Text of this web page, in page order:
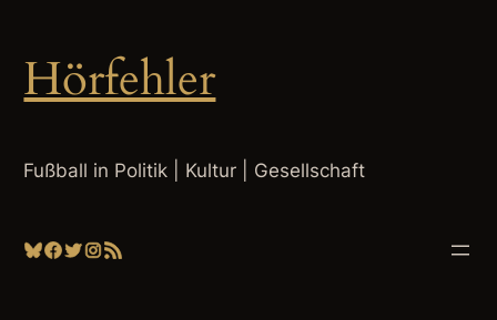
springen
Hörfehler
Fußball in Politik | Kultur | Gesellschaft
Bluesky
Facebook
Twitter
Instagram
RSS-Feed